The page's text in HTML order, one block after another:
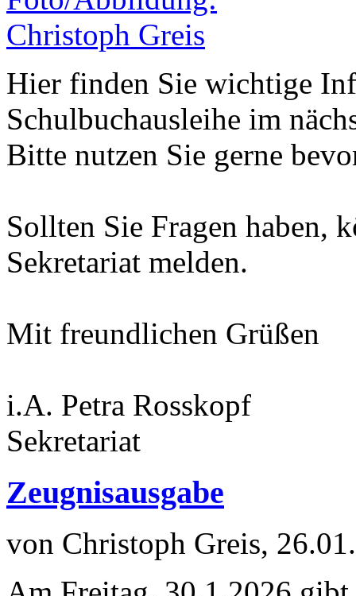
Hier finden Sie wichtige
Schulbuchausleihe im
Bitte nutzen Sie gerne
Sollten Sie Fragen haben,
Sekretariat melden.
Mit freundlichen Grüßen
i.A. Petra Rosskopf
Sekretariat
Zeugnisausgabe
von Christoph Greis,